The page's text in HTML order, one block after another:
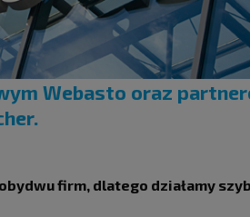
Webasto oraz
firm, dlatego działamy